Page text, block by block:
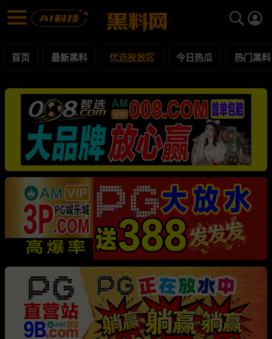
优选投放区 每日更新黑料吃瓜爆料
首页 最新黑料 优选投放区 今日热瓜 热门黑料